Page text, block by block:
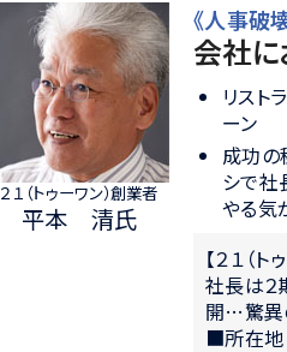
２１（トゥーワン）創業者
平本 清氏
《人事破
会社
リスト
ーン
成功の
シで社
やる気
【２１（
社長は２
開…驚異
■所在